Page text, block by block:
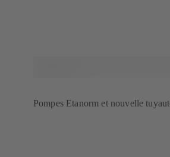
Pompes Etanorm et nouvelle